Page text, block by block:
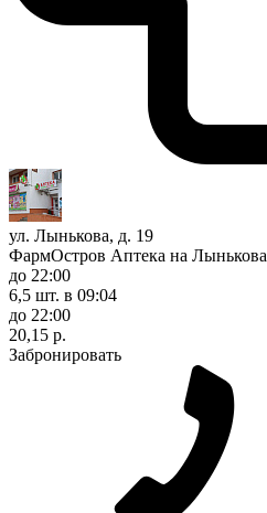
ул. Лынькова, д. 19
ФармОстров Аптека на Лынькова
до 22:00
6,5 шт. в 09:04
до 22:00
20,15 р.
Забронировать